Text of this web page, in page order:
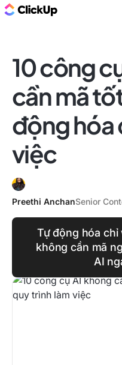
10 công
cần mã
động hóa
việc
Preethi AnchanSenior
Tự động hóa chỉ
không cần mã
AI